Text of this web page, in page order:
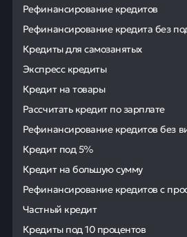
Рефинансирование кредитов
Рефинансирование кредита без
Кредиты для самозанятых
Экспресс кредиты
Кредит на товары
Рассчитать кредит по зарплате
Рефинансирование кредитов без
Кредит под 5%
Кредит на большую сумму
Рефинансирование кредитов с
Частный кредит
Кредиты под 10 процентов